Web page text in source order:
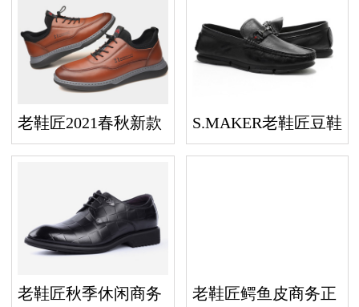
比鞋 底爸爸鞋
老鞋匠2021春秋新款
商务休闲皮鞋男英伦
S.MAKER老鞋匠豆鞋
男潮真皮软底一脚蹬
老鞋匠秋季休闲商务 老鞋匠鳄鱼皮商务正